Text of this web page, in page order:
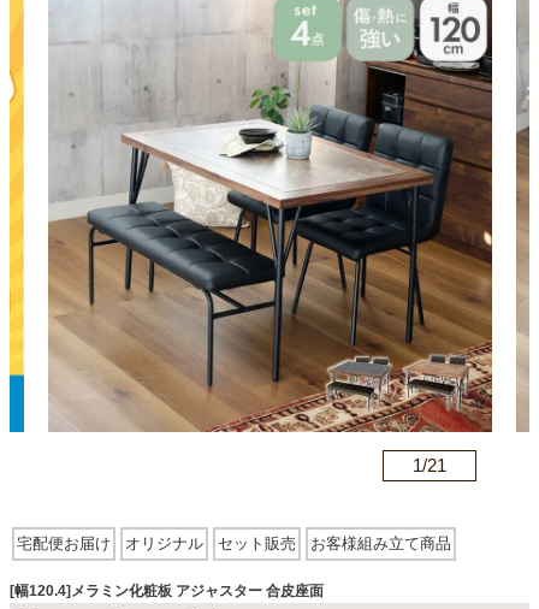
キーワード・商品番号で探す
最短発送 冷感ラグ 冷感寝具 ワークデスク ウィルトンラ
カテゴリから探す
ソファ
ダイニングテーブル・セット
1/21
宅配便お届け オリジナル セット販売 お客様組み立て商品
アーム無 ラッカー塗装 木製・木目調 メラミン化粧板
[幅120.4]メラミン化粧板 アジャスター 合皮座面